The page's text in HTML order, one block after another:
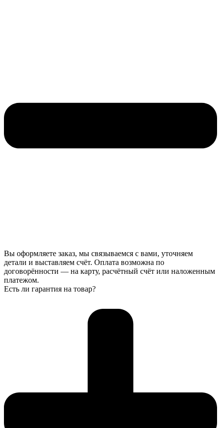
Вы оформляете заказ, мы связываемся с вами, уточняем
детали и выставляем счёт. Оплата возможна по
договорённости — на карту, расчётный счёт или наложенным
платежом.
Есть ли гарантия на товар?